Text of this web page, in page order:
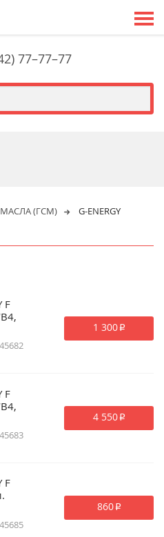
77–77–77
МАСЛА (ГСМ) G-ENERGY
F
1 300p
F
4 550p
F
860p